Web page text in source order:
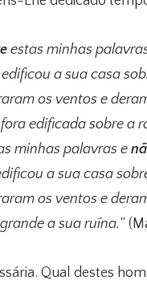
estas minhas
a sua casa
os ventos e
edificada sobre a
minhas palavras e
a sua casa
os ventos e
a sua ruína.”
Qual destes